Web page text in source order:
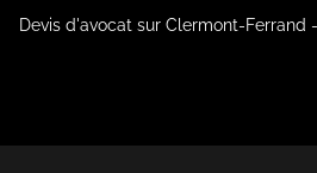
Devis d'avocat sur Clermont-Ferrand